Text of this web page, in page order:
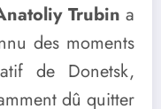
Trubin a
des moments
de Donetsk,
dû quitter